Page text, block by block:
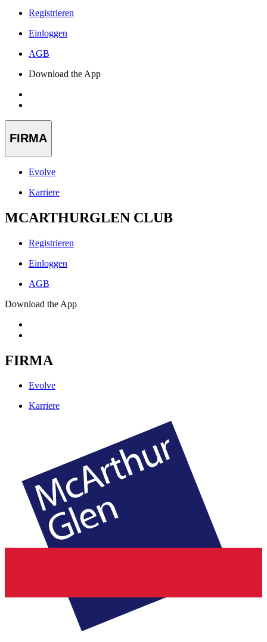
Registrieren
Einloggen
AGB
Download the App
FIRMA
Evolve
Karriere
MCARTHURGLEN CLUB
Registrieren
Einloggen
AGB
Download the App
FIRMA
Evolve
Karriere